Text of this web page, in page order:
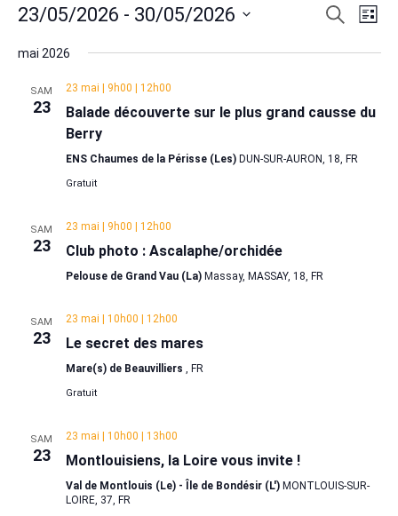
et
de
Recherche
Liste
23/05/2026 - 30/05/2026
une
mai 2026
SAM
23
23 mai | 9h00 | 12h00
Balade découverte sur le plus grand causse du
Berry
ENS Chaumes de la Périsse (Les) DUN-SUR-AURON, 18, FR
Gratuit
SAM
23
23 mai | 9h00 | 12h00
Club photo : Ascalaphe/orchidée
Pelouse de Grand Vau (La) Massay, MASSAY, 18, FR
SAM
23
23 mai | 10h00 | 12h00
Le secret des mares
Mare(s) de Beauvilliers , FR
Gratuit
SAM
23
23 mai | 10h00 | 13h00
Montlouisiens, la Loire vous invite !
Val de Montlouis (Le) - Île de Bondésir (L') MONTLOUIS-SUR-
LOIRE, 37, FR